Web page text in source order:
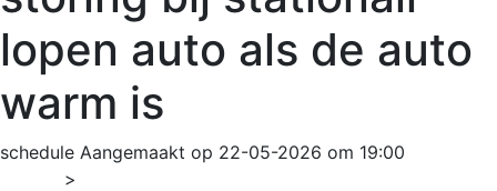
lopen auto als de auto
warm is
schedule Aangemaakt op 22-05-2026 om 19:00
>